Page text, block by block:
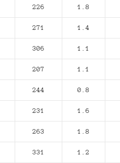
226 1.8
271 1.4
306 1.1
207 1.1
244 0.8
231 1.6
263 1.8
331 1.2